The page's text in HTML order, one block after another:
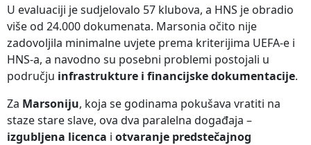
U evaluaciji je sudjelovalo 57 klubova, a HNS je obradio
više od 24.000 dokumenata. Marsonia očito nije
zadovoljila minimalne uvjete prema kriterijima UEFA-e i
HNS-a, a navodno su posebni problemi postojali u
području infrastrukture i financijske dokumentacije.
Za Marsoniju, koja se godinama pokušava vratiti na
staze stare slave, ova dva paralelna događaja –
izgubljena licenca i otvaranje predstečajnog